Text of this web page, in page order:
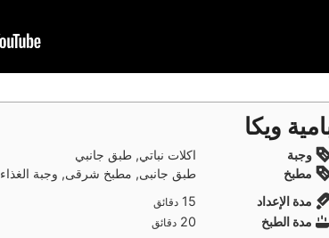
ويكا
وجبة
اكلات نباتي, طبق جانبي
مطبخ
طبق جانبى, مطبخ شرقى, وجبة الغذاء
مدة الإعداد
15دقائق
دقائق
مدة الطبخ 20دقائق
دقائق